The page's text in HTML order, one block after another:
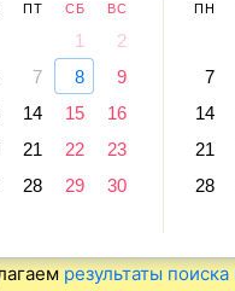
ПТ СБ ВС
1
2
7 8
9
14 15
16
21 22
23
28 29
30
ПН
7
14
21
28
— Заветы
по местному времени.
результаты